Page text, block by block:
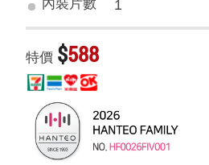
內裝片數 1
特價 $588